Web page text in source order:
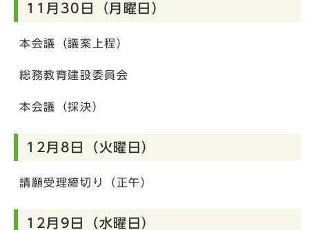
11月30日（月曜日）
本会議（議案上程）
総務教育建設委員会
本会議（採決）
12月8日（火曜日）
請願受理締切り（正午）
12月9日（水曜日）